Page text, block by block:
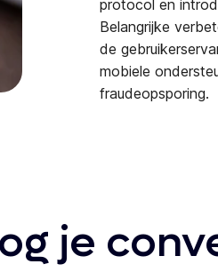
protocol en
Belangrijke
de
mobiele
fraudeopsporing.
je